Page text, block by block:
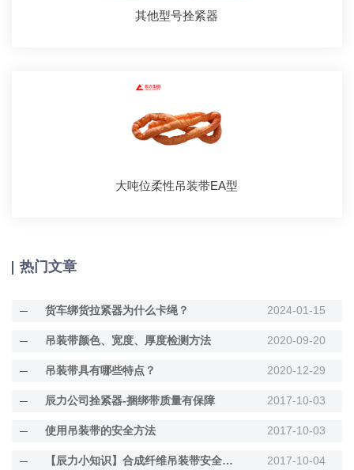
其他型号拴紧器
大吨位柔性吊装带EA型
热门文章
货车绑货拉紧器为什么卡绳？ 2024-01-15
吊装带颜色、宽度、厚度检测方法 2020-09-20
吊装带具有哪些特点？ 2020-12-29
辰力公司拴紧器-捆绑带质量有保障 2017-10-03
使用吊装带的安全方法 2017-10-03
【辰力小知识】合成纤维吊装带安全使用及报废标准 2017-10-04